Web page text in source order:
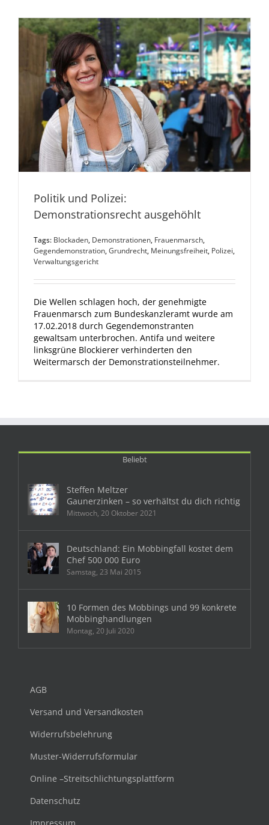
Politik und Polizei:
Demonstrationsrecht ausgehöhlt
Tags: Blockaden, Demonstrationen, Frauenmarsch,
Gegendemonstration,Grundrecht, Meinungsfreiheit, Polizei,
Verwaltungsgericht
Die Wellen schlagen hoch, der genehmigte
Frauenmarsch zum Bundeskanzleramt wurde am
17.02.2018 durch Gegendemonstranten
gewaltsam unterbrochen. Antifa und weitere
linksgrüne Blockierer verhinderten den
Weitermarsch der Demonstrationsteilnehmer.
Beliebt
Steffen Meltzer
Gaunerzinken – so verhältst du dich richtig
Mittwoch, 20 Oktober 2021
Deutschland: Ein Mobbingfall kostet dem
Chef 500 000 Euro
Samstag, 23 Mai 2015
10 Formen des Mobbings und 99 konkrete
Mobbinghandlungen
Montag, 20 Juli 2020
AGB
Versand und Versandkosten
Widerrufsbelehrung
Muster-Widerrufsformular
Online –Streitschlichtungsplattform
Datenschutz